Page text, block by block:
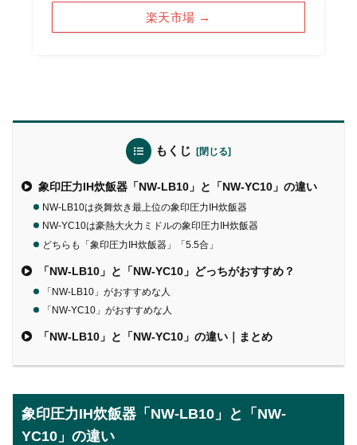
楽天市場 →
もくじ
象印圧力IH炊飯器「NW-LB10」と「NW-YC10」の違い
NW-LB10は炎舞炊き最上位の象印圧力IH炊飯器
NW-YC10は豪熱大火力ミドルの象印圧力IH炊飯器
どちらも「象印圧力IH炊飯器」「5.5合」
「NW-LB10」と「NW-YC10」どっちがおすすめ？
「NW-LB10」がおすすめな人
「NW-YC10」がおすすめな人
「NW-LB10」と「NW-YC10」の違い｜まとめ
象印圧力IH炊飯器「NW-LB10」と「NW-
YC10」の違い